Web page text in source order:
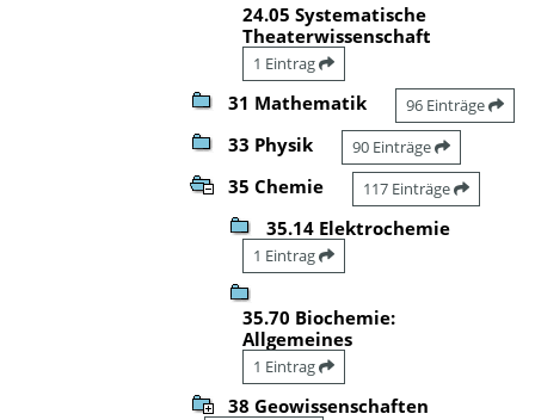
24.05 Systematische
Theaterwissenschaft
1 Eintrag
31 Mathematik 96 Einträge
33 Physik 90 Einträge
35 Chemie 117 Einträge
35.14 Elektrochemie
1 Eintrag
35.70 Biochemie:
Allgemeines
1 Eintrag
38 Geowissenschaften